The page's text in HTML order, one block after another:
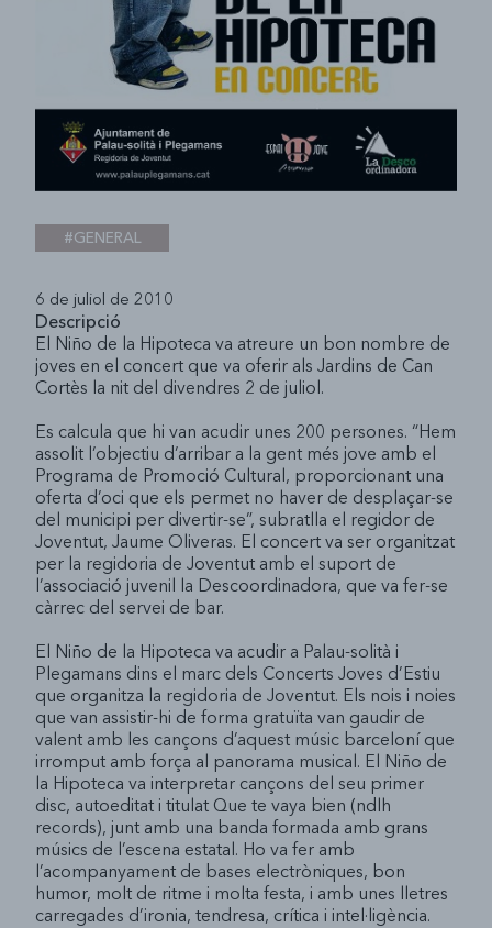
#GENERAL
6 de juliol de 2010
Descripció
El Niño de la Hipoteca va atreure un bon nombre de
joves en el concert que va oferir als Jardins de Can
Cortès la nit del divendres 2 de juliol.
Es calcula que hi van acudir unes 200 persones. “Hem
assolit l’objectiu d’arribar a la gent més jove amb el
Programa de Promoció Cultural, proporcionant una
oferta d’oci que els permet no haver de desplaçar-se
del municipi per divertir-se”, subratlla el regidor de
Joventut, Jaume Oliveras. El concert va ser organitzat
per la regidoria de Joventut amb el suport de
l’associació juvenil la Descoordinadora, que va fer-se
càrrec del servei de bar.
El Niño de la Hipoteca va acudir a Palau-solità i
Plegamans dins el marc dels Concerts Joves d’Estiu
que organitza la regidoria de Joventut. Els nois i noies
que van assistir-hi de forma gratuïta van gaudir de
valent amb les cançons d’aquest músic barceloní que
irromput amb força al panorama musical. El Niño de
la Hipoteca va interpretar cançons del seu primer
disc, autoeditat i titulat Que te vaya bien (ndlh
records), junt amb una banda formada amb grans
músics de l’escena estatal. Ho va fer amb
l’acompanyament de bases electròniques, bon
humor, molt de ritme i molta festa, i amb unes lletres
carregades d’ironia, tendresa, crítica i intel·ligència.